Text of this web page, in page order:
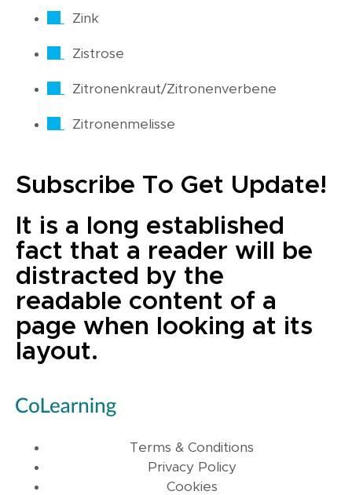
Zink
Zistrose
Zitronenkraut/Zitronenverbene
Zitronenmelisse
Subscribe To Get Update!
It is a long established
fact that a reader will be
distracted by the
readable content of a
page when looking at its
layout.
Terms & Conditions
Privacy Policy
Cookies